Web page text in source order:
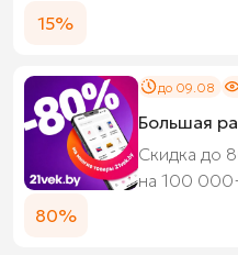
15%
до 09.08
Большая
Скидка до
на 100
80%